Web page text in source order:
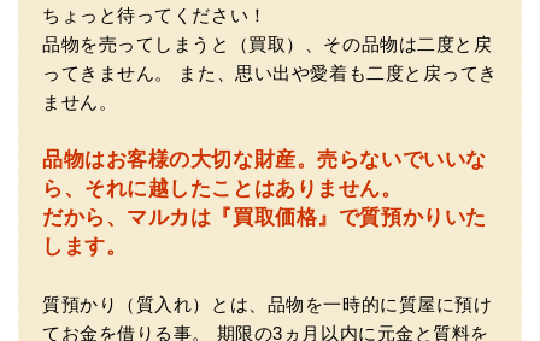
（大阪府池田市）とても親切で丁寧な対応に感激いたしま
した。質屋さんはわりと利用して(主に中古品の購入)慣れて
いましたが、今までの質屋さんとは全く違う、とても良い
印象でした。何度でも伺いたくなりました。この度は、本
当にありがとうございました。
（豊中市西泉丘）初めて利用しましたが、とても親切丁寧
に査定をして頂き思いもよらない価格をいただきました。
ちょっと待ってください！
品物を売ってしまうと（買取）、その品物は二度と戻
ってきません。
また、思い出や愛着も二度と戻ってき
ません。
品物はお客様の大切な財産。売らないでいいな
ら、それに越したことはありません。
だから、マルカは『買取価格』で質預かりいた
します。
質預かり（質入れ）とは、品物を一時的に質屋に預け
てお金を借りる事。
期限の3ヵ月以内に元金と質料を